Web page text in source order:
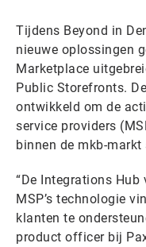
Tijdens Beyond in
nieuwe oplossingen
Marketplace
Public Storefronts.
ontwikkeld om de
service providers
binnen de mkb-markt
“De Integrations Hub
MSP’s technologie
klanten te
product officer bij